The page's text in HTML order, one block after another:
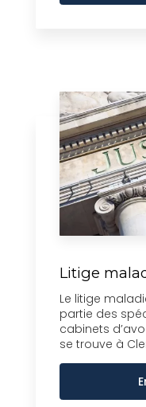
Litige
Le litige
partie des
cabinets
se trouve à